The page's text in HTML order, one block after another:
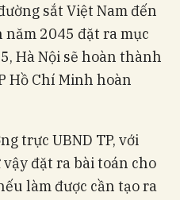
sắt Việt Nam đến
2045 đặt ra mục
Hà Nội sẽ hoàn thành
Hồ Chí Minh hoàn
trực UBND TP, với
đặt ra bài toán cho
làm được cần tạo ra